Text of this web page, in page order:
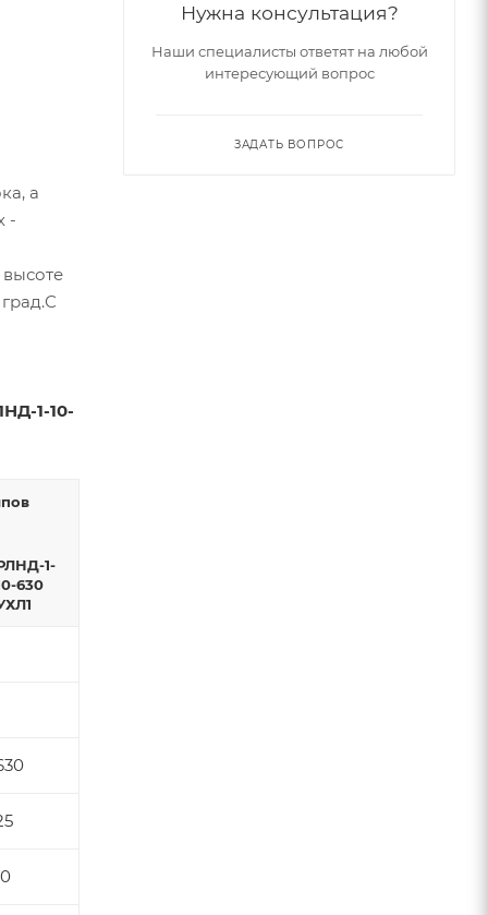
а
-
1-10-
1-
630
Нужна консультация?
Наши специалисты ответят на любой
интересующий вопрос
ЗАДАТЬ ВОПРОС